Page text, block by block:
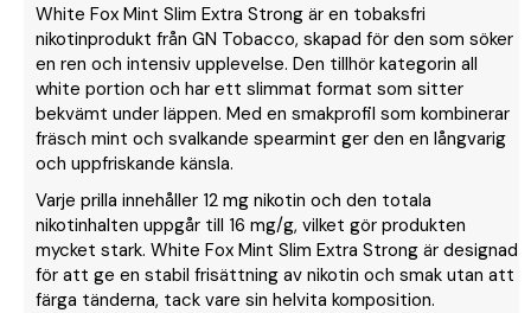
White Fox Mint Slim Extra Strong är en tobaksfri
nikotinprodukt från GN Tobacco, skapad för den som söker
en ren och intensiv upplevelse. Den tillhör kategorin all
white portion och har ett slimmat format som sitter
bekvämt under läppen. Med en smakprofil som kombinerar
fräsch mint och svalkande spearmint ger den en långvarig
och uppfriskande känsla.
Varje prilla innehåller 12 mg nikotin och den totala
nikotinhalten uppgår till 16 mg/g, vilket gör produkten
mycket stark. White Fox Mint Slim Extra Strong är designad
för att ge en stabil frisättning av nikotin och smak utan att
färga tänderna, tack vare sin helvita komposition.